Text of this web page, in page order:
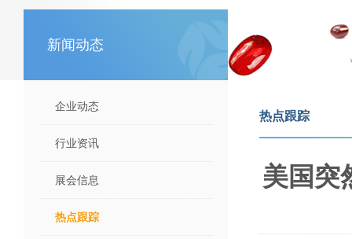
新闻动态
企业动态
行业资讯
展会信息
热点跟踪
热点跟踪
美国突